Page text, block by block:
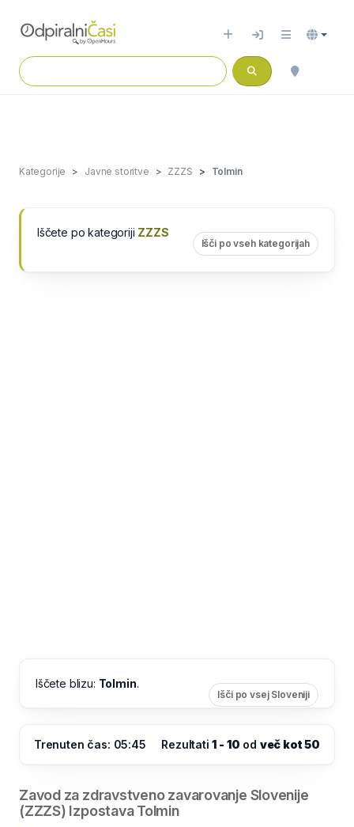
Kategorije Javne storitve ZZZS Tolmin
Iščete po kategoriji ZZZS
Išči po vseh kategorijah
Iščete blizu: Tolmin.
Išči po vsej Sloveniji
Trenuten čas: 05:45 Rezultati1 - 10 od več kot 50
Zavod za zdravstveno zavarovanje Slovenije
(ZZZS) Izpostava Tolmin